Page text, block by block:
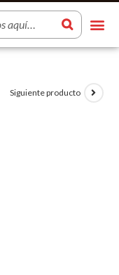
Siguiente producto